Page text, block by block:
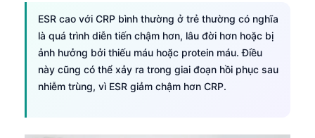
ESR cao với CRP bình thường ở trẻ thường có nghĩa
là quá trình diễn tiến chậm hơn, lâu đời hơn hoặc bị
ảnh hưởng bởi thiếu máu hoặc protein máu. Điều
này cũng có thể xảy ra trong giai đoạn hồi phục sau
nhiễm trùng, vì ESR giảm chậm hơn CRP.
Slovenčina
كوردی‎
پښتو